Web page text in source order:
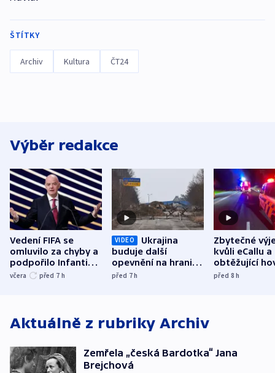
ŠTÍTKY
Archiv Kultura ČT24
Výběr redakce
Vedení FIFA se
omluvilo za chyby a
podpořilo Infantina.
UEFA trvá na
včera před 7 h
VIDEO
Ukrajina
buduje další
opevnění na hranici
s Běloruskem
před 7h
Zbytečné
kvůli eCallu a
obtěžující
zdržují
před 8h
Aktuálně z rubriky Archiv
Zemřela „česká Bardotka“ Jana
Brejchová